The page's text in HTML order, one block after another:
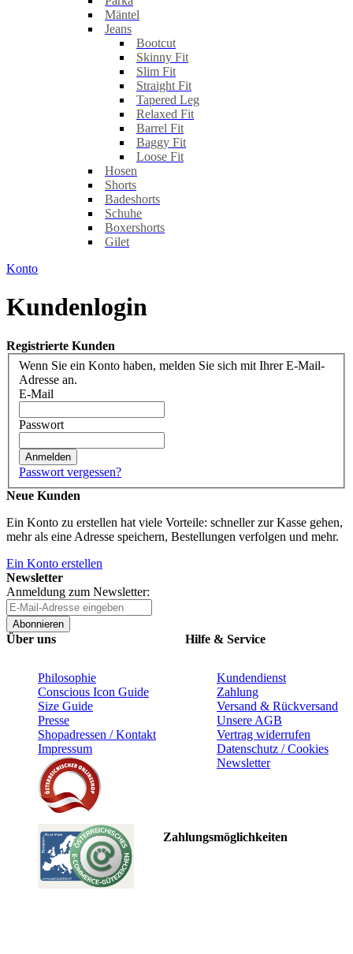
Mäntel
Jeans
Bootcut
Skinny Fit
Slim Fit
Straight Fit
Tapered Leg
Relaxed Fit
Barrel Fit
Baggy Fit
Loose Fit
Hosen
Shorts
Badeshorts
Schuhe
Boxershorts
Gilet
Konto
Kundenlogin
Registrierte Kunden
Wenn Sie ein Konto haben, melden Sie sich mit Ihrer E-Mail-
Adresse an.
E-Mail
Passwort
Anmelden
Passwort vergessen?
Neue Kunden
Ein Konto zu erstellen hat viele Vorteile: schneller zur Kasse gehen,
mehr als eine Adresse speichern, Bestellungen verfolgen und mehr.
Ein Konto erstellen
Newsletter
Anmeldung zum Newsletter:
Abonnieren
Über uns
Philosophie
Conscious Icon Guide
Size Guide
Presse
Shopadressen / Kontakt
Impressum
Hilfe & Service
Kundendienst
Zahlung
Versand & Rückversand
Unsere AGB
Vertrag widerrufen
Datenschutz / Cookies
Newsletter
Zahlungsmöglichkeiten